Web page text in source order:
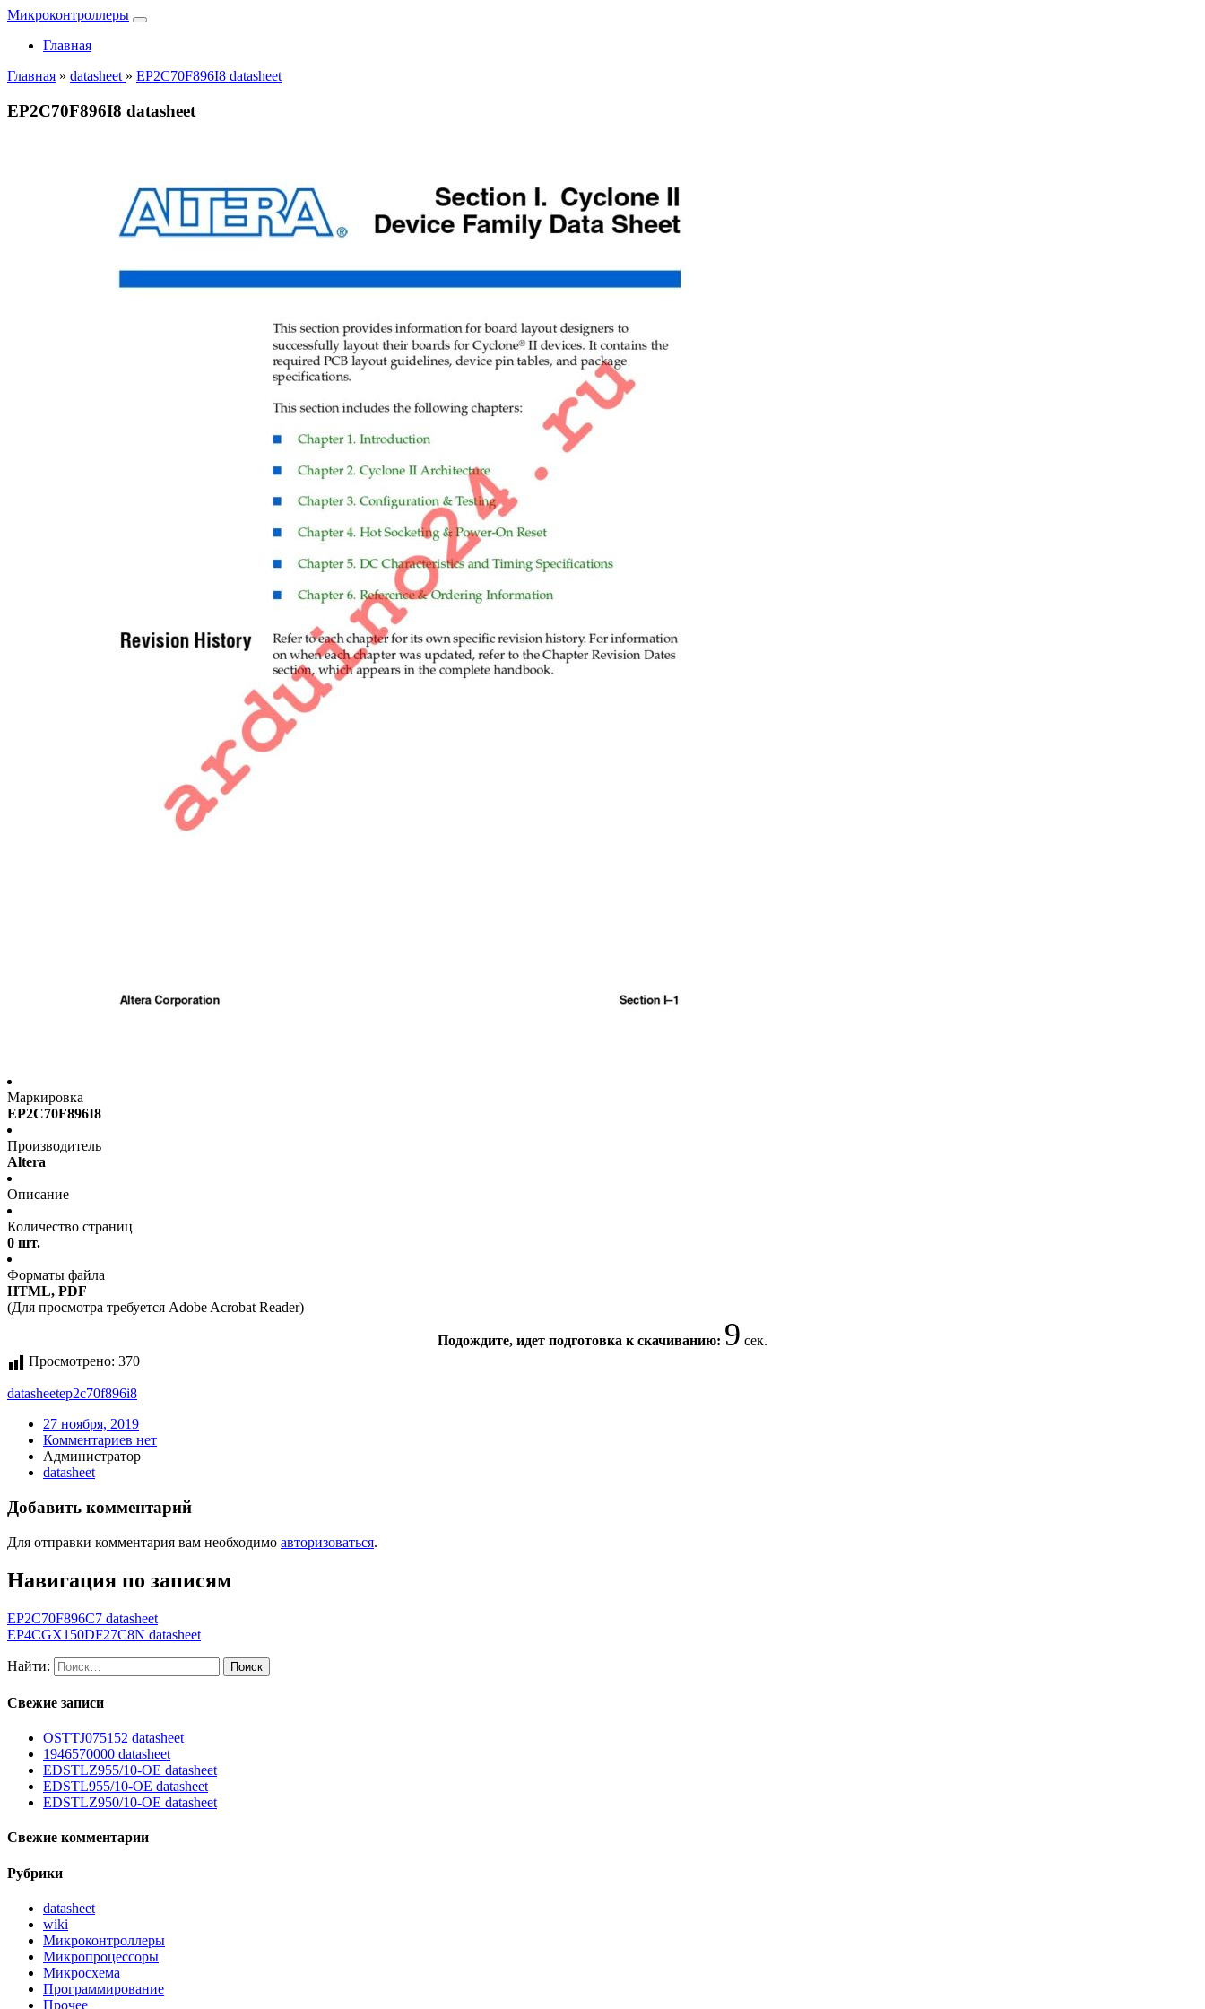
Микроконтроллеры
Главная
Главная » datasheet » EP2C70F896I8 datasheet
EP2C70F896I8 datasheet
Маркировка
EP2C70F896I8
Производитель
Altera
Описание
Количество страниц
0 шт.
Форматы файла
HTML, PDF
(Для просмотра требуется Adobe Acrobat Reader)
Подождите, идет подготовка к скачиванию: 9 сек.
Просмотрено: 370
datasheetep2c70f896i8
27 ноября, 2019
Комментариев нет
Администратор
datasheet
Добавить комментарий
Для отправки комментария вам необходимо авторизоваться.
Навигация по записям
EP2C70F896C7 datasheet
EP4CGX150DF27C8N datasheet
Найти:
Свежие записи
OSTTJ075152 datasheet
1946570000 datasheet
EDSTLZ955/10-OE datasheet
EDSTL955/10-OE datasheet
EDSTLZ950/10-OE datasheet
Свежие комментарии
Рубрики
datasheet
wiki
Микроконтроллеры
Микропроцессоры
Микросхема
Программирование
Прочее